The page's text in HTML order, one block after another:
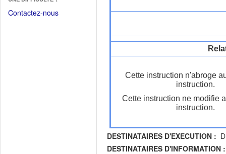
nouvelle
Contactez-nous
Cette instruction n'abroge
instruction.
Cette instruction ne modifie
instruction.
DESTINATAIRES D'EXECUTION :
DESTINATAIRES D'INFORMATION :